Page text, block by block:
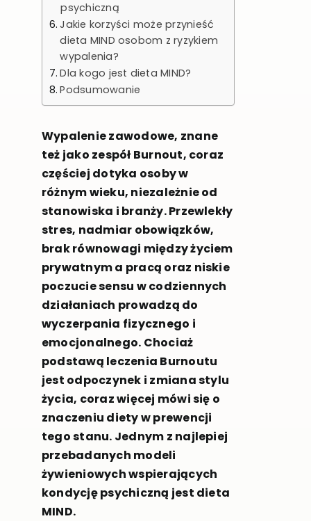
psychiczną
Jakie korzyści może przynieść
dieta MIND osobom z ryzykiem
wypalenia?
Dla kogo jest dieta MIND?
Podsumowanie
Wypalenie zawodowe, znane
też jako zespół Burnout, coraz
częściej dotyka osoby w
różnym wieku, niezależnie od
stanowiska i branży. Przewlekły
stres, nadmiar obowiązków,
brak równowagi między życiem
prywatnym a pracą oraz niskie
poczucie sensu w codziennych
działaniach prowadzą do
wyczerpania fizycznego i
emocjonalnego. Chociaż
podstawą leczenia Burnoutu
jest odpoczynek i zmiana stylu
życia, coraz więcej mówi się o
znaczeniu diety w prewencji
tego stanu. Jednym z najlepiej
przebadanych modeli
żywieniowych wspierających
kondycję psychiczną jest dieta
MIND.